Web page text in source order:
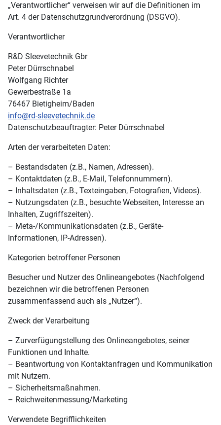
„Verantwortlicher“ verweisen wir auf die Definitionen im
Art. 4 der Datenschutzgrundverordnung (DSGVO).
Verantwortlicher
R&D Sleevetechnik Gbr
Peter Dürrschnabel
Wolfgang Richter
Gewerbestraße 1a
76467 Bietigheim/Baden
info@rd-sleevetechnik.de
Datenschutzbeauftragter: Peter Dürrschnabel
Arten der verarbeiteten Daten:
– Bestandsdaten (z.B., Namen, Adressen).
– Kontaktdaten (z.B., E-Mail, Telefonnummern).
– Inhaltsdaten (z.B., Texteingaben, Fotografien, Videos).
– Nutzungsdaten (z.B., besuchte Webseiten, Interesse an
Inhalten, Zugriffszeiten).
– Meta-/Kommunikationsdaten (z.B., Geräte-
Informationen, IP-Adressen).
Kategorien betroffener Personen
Besucher und Nutzer des Onlineangebotes (Nachfolgend
bezeichnen wir die betroffenen Personen
zusammenfassend auch als „Nutzer“).
Zweck der Verarbeitung
– Zurverfügungstellung des Onlineangebotes, seiner
Funktionen und Inhalte.
– Beantwortung von Kontaktanfragen und Kommunikation
mit Nutzern.
– Sicherheitsmaßnahmen.
– Reichweitenmessung/Marketing
Verwendete Begrifflichkeiten